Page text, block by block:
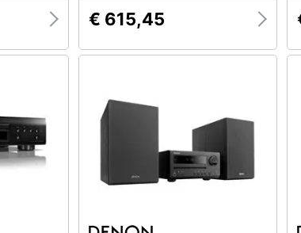
€ 615,45